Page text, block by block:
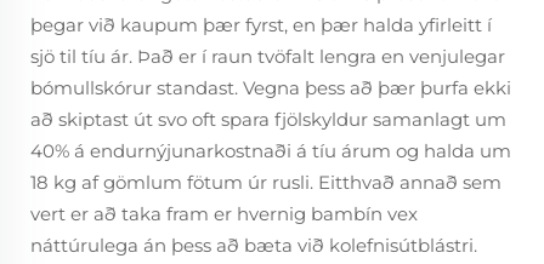
þegar við kaupum þær fyrst, en þær halda yfirleitt í
sjö til tíu ár. Það er í raun tvöfalt lengra en venjulegar
bómullskórur standast. Vegna þess að þær þurfa ekki
að skiptast út svo oft spara fjölskyldur samanlagt um
40% á endurnýjunarkostnaði á tíu árum og halda um
18 kg af gömlum fötum úr rusli. Eitthvað annað sem
vert er að taka fram er hvernig bambín vex
náttúrulega án þess að bæta við kolefnisútblástri.